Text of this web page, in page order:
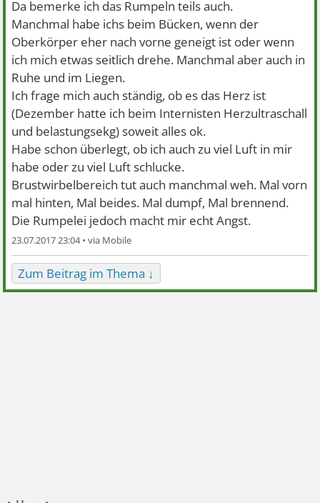
Da bemerke ich das Rumpeln teils auch.
Manchmal habe ichs beim Bücken, wenn der
Oberkörper eher nach vorne geneigt ist oder wenn
ich mich etwas seitlich drehe. Manchmal aber auch in
Ruhe und im Liegen.
Ich frage mich auch ständig, ob es das Herz ist
(Dezember hatte ich beim Internisten Herzultraschall
und belastungsekg) soweit alles ok.
Habe schon überlegt, ob ich auch zu viel Luft in mir
habe oder zu viel Luft schlucke.
Brustwirbelbereich tut auch manchmal weh. Mal vorn
mal hinten, Mal beides. Mal dumpf, Mal brennend.
Die Rumpelei jedoch macht mir echt Angst.
23.07.2017 23:04 •
Zum Beitrag im Thema ↓